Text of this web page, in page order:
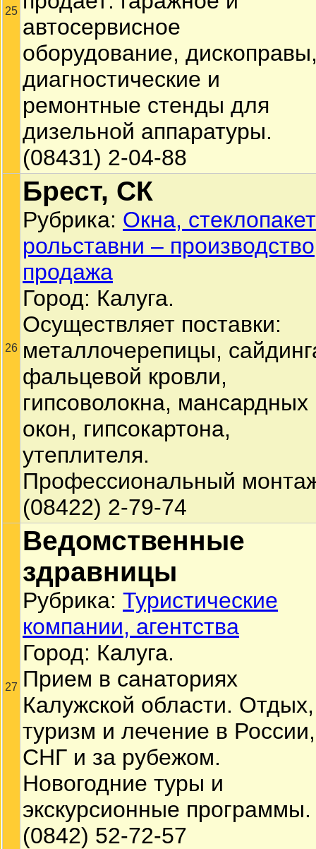
25
автосервисное
оборудование,
диагностические и
ремонтные стенды для
дизельной аппаратуры.
(08431) 2-04-88
26
Брест, СК
Рубрика: Окна,
рольставни –
продажа
Город: Калуга.
Осуществляет поставки:
металлочерепицы,
фальцевой кровли,
гипсоволокна, мансардных
окон, гипсокартона,
утеплителя.
Профессиональный
(08422) 2-79-74
27
Ведомственные
здравницы
Рубрика: Туристические
компании, агентства
Город: Калуга.
Прием в санаториях
Калужской области. Отдых,
туризм и лечение в России,
СНГ и за рубежом.
Новогодние туры и
экскурсионные программы.
(0842) 52-72-57